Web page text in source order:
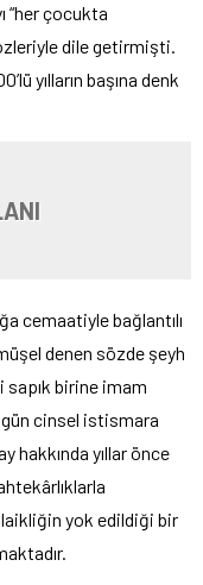
“her çocukta
dile getirmişti.
yılların başına denk
cemaatiyle bağlantılı
denen sözde şeyh
sapık birine imam
cinsel istismara
hakkında yıllar önce
laikliğin yok edildiği bir